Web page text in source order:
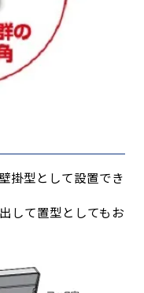
掛型として設置でき
して置型としてもお